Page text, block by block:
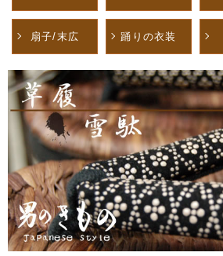
扇子/末広 踊りの衣装